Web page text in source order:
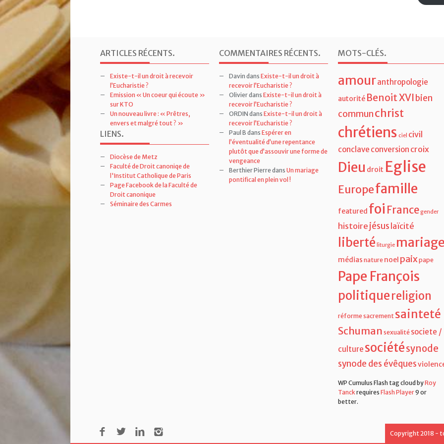
e-
ARTICLES RÉCENTS.
Existe-t-il un droit à recevoir
l’Eucharistie ?
Emission « Un coeur qui écoute »
sur KTO
Un nouveau livre : « Prêtres,
envers et malgré tout ? »
LIENS.
Diocèse de Metz
Faculté de Droit canoniqe de
l'Institut Catholique de Paris
Page Facebook de la Faculté de
COMMENTAIRES RÉCENTS.
DavindansExiste-t-il un droit à
recevoir l’Eucharistie ?
Olivier dans Existe-t-il un droit à
recevoir l’Eucharistie ?
ORDINdansExiste-t-il un droit à
recevoir l’Eucharistie ?
Paul BdansEspérer en
l’éventualité d’une repentance
plutôt que d’assouvir une forme de
vengeance
amouranthropologie
Benoit XVI
communchrist
chrétiens
conclave conversion croix
DieudroitEglise
Europefamille
foiFrance
histoirejésuslaïcité
liberté
médiasnaturenoelpaixpape
Pape François
politiquereligion
sainteté
Schuman sexualitésociete /
culture
sociétésynode
synode des évêques
WP Cumulus Flash tag cloud by